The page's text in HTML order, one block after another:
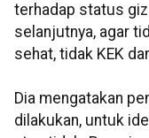
terhadap status
selanjutnya, agar
sehat, tidak KEK
Dia mengatakan
dilakukan, untuk